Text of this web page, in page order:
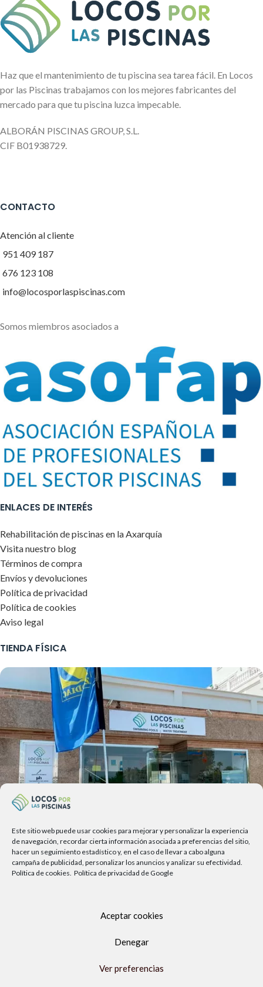
Este sitio web puede usar cookies para mejorar y personalizar la experiencia
de navegación, recordar cierta información asociada a preferencias del sitio,
hacer un seguimiento estadístico y, en el caso de llevar a cabo alguna
campaña de publicidad, personalizar los anuncios y analizar su efectividad.
Política de cookies. Política de privacidad de Google
Aceptar cookies
Denegar
Ver preferencias
Haz que el mantenimiento de tu piscina sea tarea fácil. En Locos
por las Piscinas trabajamos con los mejores fabricantes del
mercado para que tu piscina luzca impecable.
ALBORÁN PISCINAS GROUP, S.L.
CIF B01938729.
CONTACTO
Atención al cliente
951 409 187
676 123 108
info@locosporlaspiscinas.com
Somos miembros asociados a
ENLACES DE INTERÉS
Rehabilitación de piscinas en la Axarquía
Visita nuestro blog
Términos de compra
Envíos y devoluciones
Política de privacidad
Política de cookies
Aviso legal
TIENDA FÍSICA
Av. del Sol, 2, local 6,
29740 Torre del Mar, Málaga
9.00h a 13.30h - 16.00h a 19.00h
Agencia de Marketing Digital